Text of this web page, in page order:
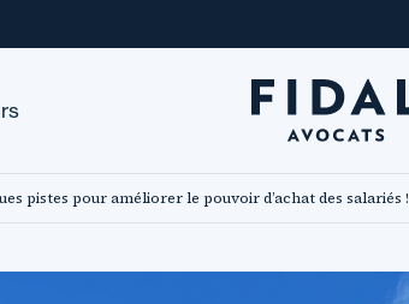
pistes pour améliorer le pouvoir d’achat des salariés !